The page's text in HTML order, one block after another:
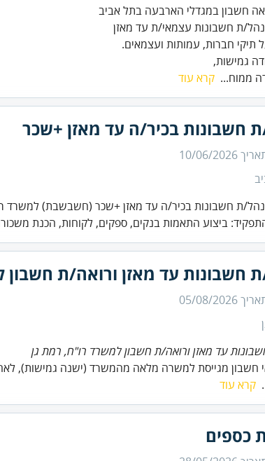
גמישות,
ממוח... קרא עוד
חשבונות בכיר/ה עד מאזן +שכר
10/06/2026
ת חשבונות בכיר/ה עד מאזן +שכר (חשבשבת) למשרד
ביצוע התאמות בנקים, ספקים, לקוחות, הכנת
חשבונות עד מאזן ורואה/ת
05/08/2026
עד מאזן ורואה/ת חשבון למשרד רו"ח, רמת גן
חשבון מגייסת למשרה מלאה מהמשרד (ישנה גמישות),
קרא עוד
כספים